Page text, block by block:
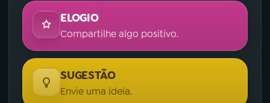
ELOGIO
Compartilhe algo positivo.
SUGESTÃO
Envie uma ideia.